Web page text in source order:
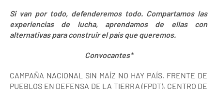
Si van por todo, defenderemos todo. Compartamos las
experiencias de lucha, aprendamos de ellas con
alternativas para construir el país que queremos.
Convocantes*
CAMPAÑA NACIONAL SIN MAÍZ NO HAY PAÍS, FRENTE DE
PUEBLOS EN DEFENSA DE LA TIERRA (FPDT), CENTRO DE